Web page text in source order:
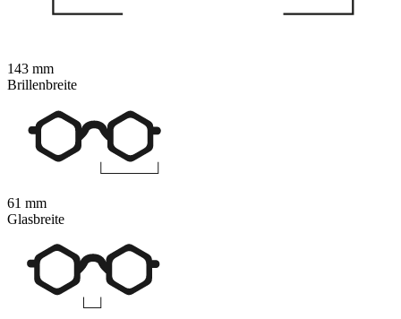
143 mm
Brillenbreite
61 mm
Glasbreite